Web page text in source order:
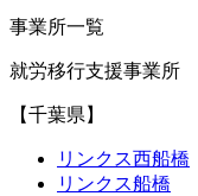
事業所一覧
就労移行支援事業所
【千葉県】
リンクス西船橋
リンクス船橋